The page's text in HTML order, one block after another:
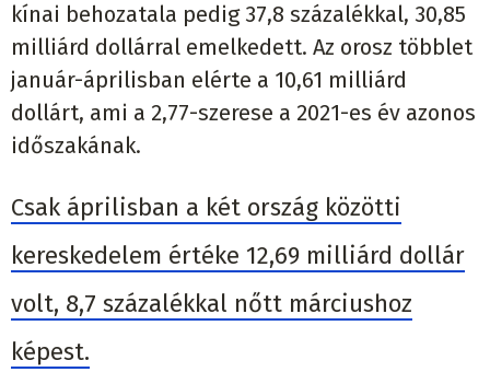
kínai behozatala pedig 37,8 százalékkal, 30,85
milliárd dollárral emelkedett. Az orosz többlet
január-áprilisban elérte a 10,61 milliárd
dollárt, ami a 2,77-szerese a 2021-es év azonos
időszakának.
Csak áprilisban a két ország közötti
kereskedelem értéke 12,69 milliárd dollár
volt, 8,7 százalékkal nőtt márciushoz
képest.